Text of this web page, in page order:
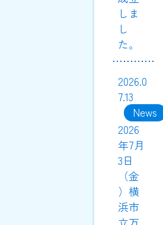
しま
し
た。
2026.0
7.13
News
2026
年7月
3日
（金
）横
浜市